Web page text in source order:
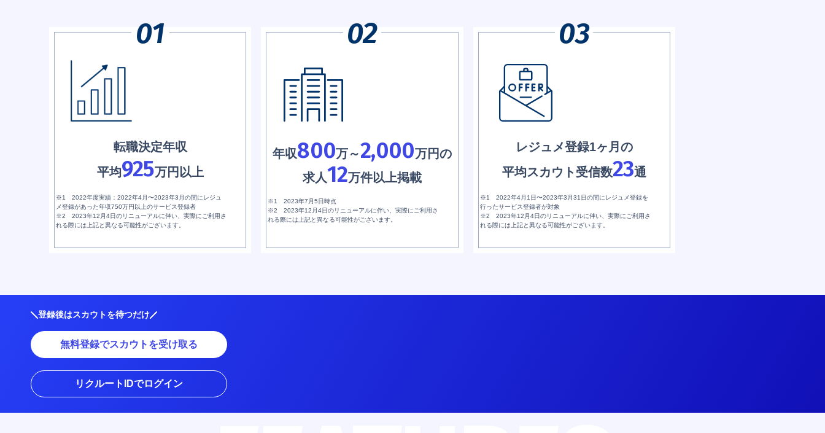
転職決定年収
平均925万円以上
※1 2022年度実績：2022年4月〜2023年3月の間にレジュ
メ登録があった年収750万円以上のサービス登録者
※2 2023年12月4日のリニューアルに伴い、実際にご利用さ
れる際には上記と異なる可能性がございます。
年収800万～2,000万円の
求人12万件以上掲載
※1 2023年7月5日時点
※2 2023年12月4日のリニューアルに伴い、実際にご利用さ
れる際には上記と異なる可能性がございます。
レジュメ登録1ヶ月の
平均スカウト受信数23通
※1 2022年4月1日〜2023年3月31日の間にレジュメ登録を
行ったサービス登録者が対象
※2 2023年12月4日のリニューアルに伴い、実際にご利用さ
れる際には上記と異なる可能性がございます。
登録後はスカウトを待つだけ
無料登録でスカウトを受け取る
リクルートIDでログイン